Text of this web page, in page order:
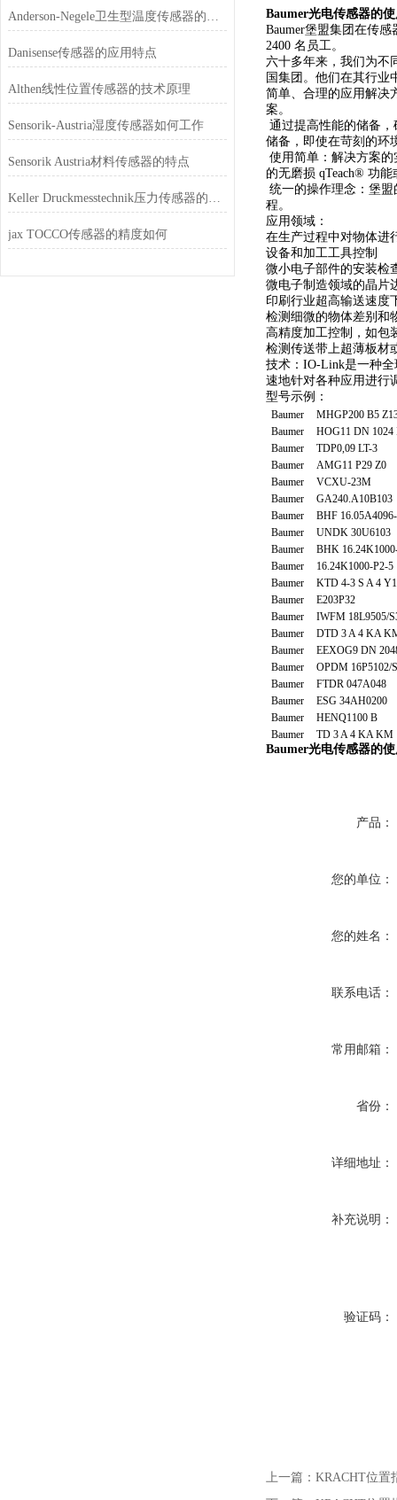
Anderson-Negele卫生型温度传感器的特点
Danisense传感器的应用特点
Althen线性位置传感器的技术原理
Sensorik-Austria湿度传感器如何工作
Sensorik Austria材料传感器的特点
Keller Druckmesstechnik压力传感器的特点
jax TOCCO传感器的精度如何
Baumer光电传感器的
Baumer堡盟集团在传感
2400 名员工。
六十多年来，我们为不
国集团。他们在其行业
简单、合理的应用解决
案。
通过提高性能的储备
储备，即使在苛刻的环
使用简单：解决方案
的无磨损 qTeach® 功
统一的操作理念：堡
程。
应用领域：
在生产过程中对物体进
设备和加工工具控制
微小电子部件的安装检
微电子制造领域的晶片
印刷行业超高输送速度
检测细微的物体差别和
高精度加工控制，如包
检测传送带上超薄板材
技术：IO-Link是一种
速地针对各种应用进行
型号示例：
Baumer
MHGP200 B5
Baumer
HOG11 DN
Baumer
TDP0,09 LT-3
Baumer
AMG11 P29 Z0
Baumer
VCXU-23M
Baumer
GA240.A10B103
Baumer
BHF
Baumer
UNDK 30U6103
Baumer
BHK
Baumer
16.24K1000-P2-5
Baumer
KTD 4-3 S A 4
Baumer
E203P32
Baumer
IWFM 18L9505/
Baumer
DTD 3 A 4 KA
Baumer
EEXOG9 DN
Baumer
OPDM 16P5102/
Baumer
FTDR 047A048
Baumer
ESG 34AH0200
Baumer
HENQ1100 B
Baumer
TD 3 A 4 KA KM
Baumer光电传感器的
产品：
您的单位：
您的姓名：
联系电话：
常用邮箱：
省份：
详细地址：
补充说明：
验证码：
上一篇： KRACHT位置